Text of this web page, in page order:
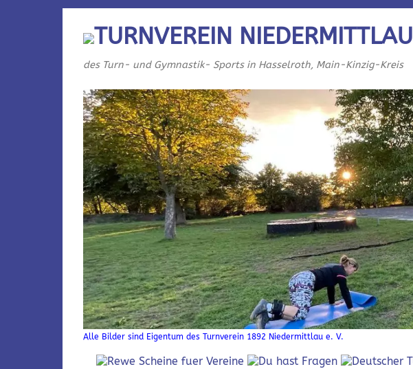
TURNVEREIN NIEDERMITTLAU
des Turn- und Gymnastik- Sports in Hasselroth, Main-Kinzig-Kreis
Alle Bilder sind Eigentum des Turnverein 1892 Niedermittlau e. V.